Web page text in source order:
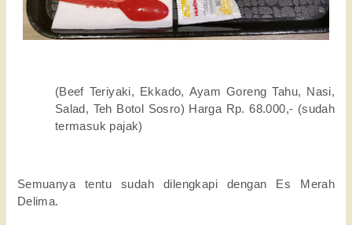
(Beef Teriyaki, Ekkado, Ayam Goreng Tahu, Nasi,
Salad, Teh Botol Sosro) Harga Rp. 68.000,- (sudah
termasuk pajak)
Semuanya tentu sudah dilengkapi dengan Es Merah
Delima.